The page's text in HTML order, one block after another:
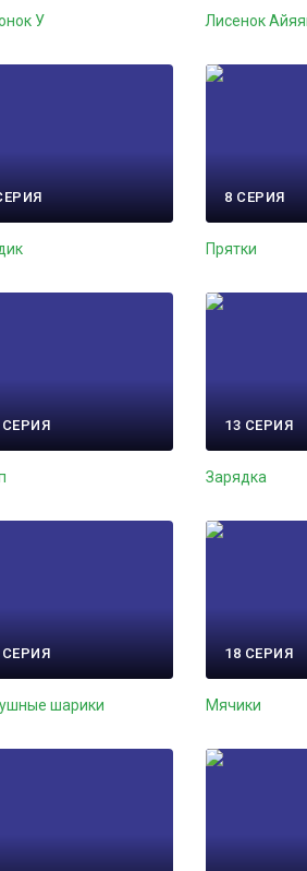
У Лисенок
8 СЕРИЯ
Прятки
СЕРИЯ 13 СЕРИЯ
Зарядка
СЕРИЯ
шарики
18 СЕРИЯ
Мячики